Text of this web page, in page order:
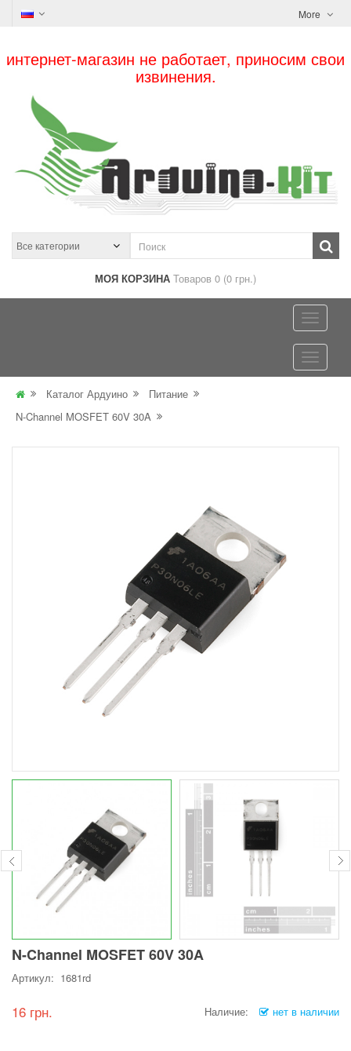
More
интернет-магазин не работает, приносим свои
извинения.
МОЯ КОРЗИНА Товаров 0 (0 грн.)
Каталог Ардуино
Питание
N-Channel MOSFET 60V 30A
N-Channel MOSFET 60V 30A
Артикул: 1681rd
16 грн. Наличие: нет в наличии